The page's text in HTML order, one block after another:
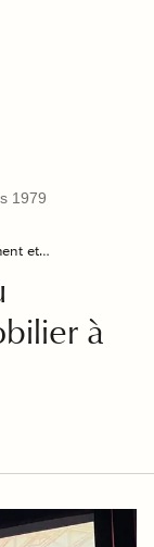
1979
et…
à